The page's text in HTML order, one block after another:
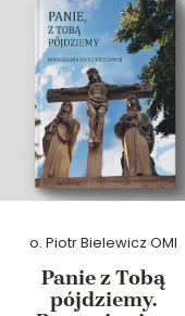
o. Piotr Bielewicz OMI
Panie z Tobą
pójdziemy.